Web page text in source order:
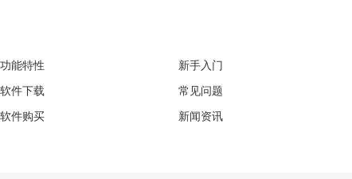
功能特性
软件下载
软件购买
新手入门
常见问题
新闻资讯